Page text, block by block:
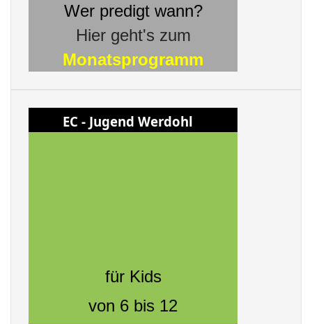
Wer predigt wann?
Hier geht's zum
Monatsprogramm
EC - Jugend Werdohl
für Kids
von 6 bis 12